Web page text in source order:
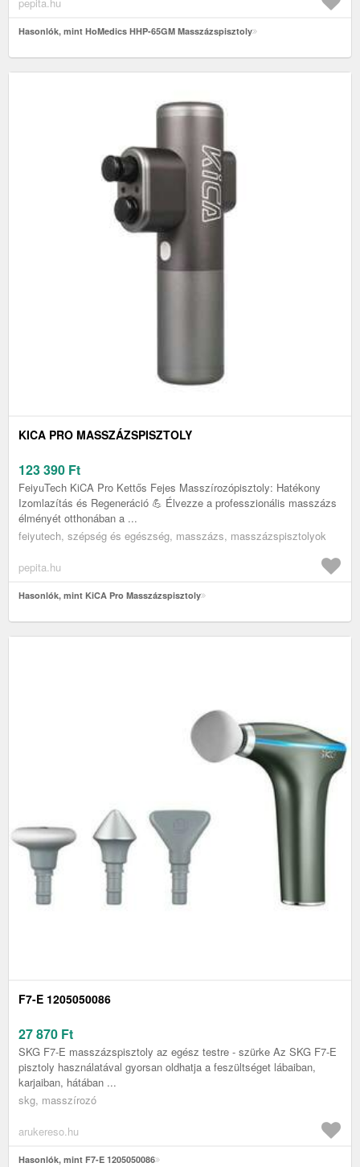
pepita.hu
Hasonlók, mint HoMedics HHP-65GM Masszázspisztoly
KICA PRO MASSZÁZSPISZTOLY
123 390 Ft
FeiyuTech KiCA Pro Kettős Fejes Masszírozópisztoly: Hatékony
Izomlazítás és Regeneráció 💪 Élvezze a professzionális masszázs
élményét otthonában a ...
feiyutech, szépség és egészség, masszázs, masszázspisztolyok
pepita.hu
Hasonlók, mint KiCA Pro Masszázspisztoly
F7-E 1205050086
27 870 Ft
SKG F7-E masszázspisztoly az egész testre - szürke Az SKG F7-E
pisztoly használatával gyorsan oldhatja a feszültséget lábaiban,
karjaiban, hátában ...
skg, masszírozó
arukereso.hu
Hasonlók, mint F7-E 1205050086